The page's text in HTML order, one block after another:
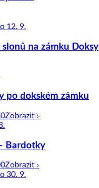
12. 9.
slonů na zámku Doksy
po dokském zámku
Zobrazit ›
Bardotky
Zobrazit ›
30. 9.